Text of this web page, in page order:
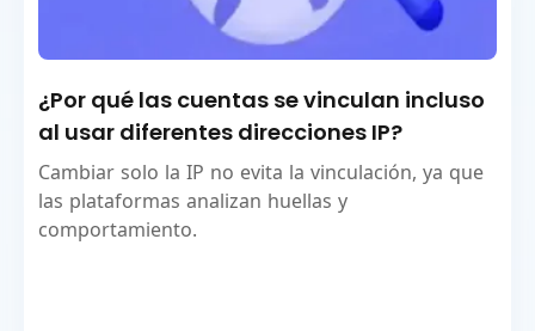
¿Por qué las cuentas se vinculan incluso
al usar diferentes direcciones IP?
Cambiar solo la IP no evita la vinculación, ya que
las plataformas analizan huellas y
comportamiento.